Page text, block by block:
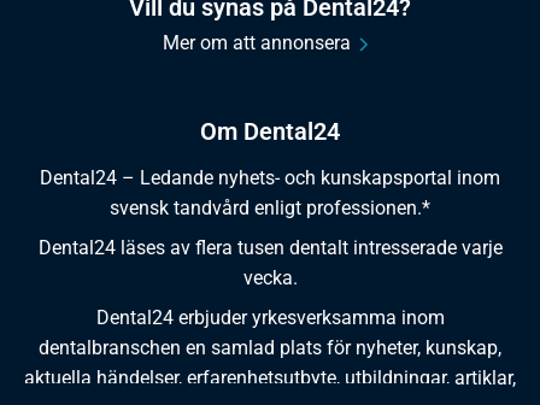
Om Dental24
Dental24 – Ledande nyhets- och kunskapsportal inom
svensk tandvård enligt professionen.*
Dental24 läses av flera tusen dentalt intresserade varje
vecka.
Dental24 erbjuder yrkesverksamma inom
dentalbranschen en samlad plats för nyheter, kunskap,
aktuella händelser, erfarenhetsutbyte, utbildningar, artiklar,
Vill du synas på Dental24?
Mer om att annonsera